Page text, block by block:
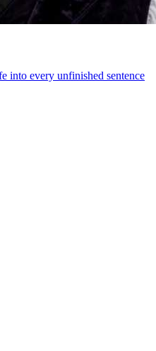
into every unfinished sentence